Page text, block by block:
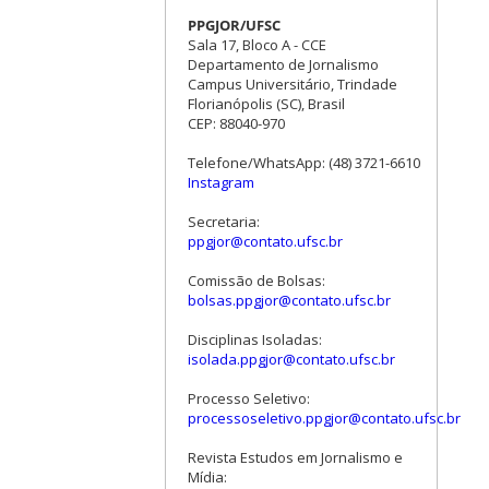
PPGJOR/UFSC
Sala 17, Bloco A - CCE
Departamento de Jornalismo
Campus Universitário, Trindade
Florianópolis (SC), Brasil
CEP: 88040-970
Telefone/WhatsApp: (48) 3721-6610
Instagram
Secretaria:
ppgjor@contato.ufsc.br
Comissão de Bolsas:
bolsas.ppgjor@contato.ufsc.br
Disciplinas Isoladas:
isolada.ppgjor@contato.ufsc.br
Processo Seletivo:
processoseletivo.ppgjor@contato.ufsc.br
Revista Estudos em Jornalismo e
Mídia: